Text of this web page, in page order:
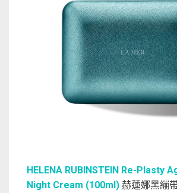
HELENA RUBINSTEIN Re-Plasty
Night Cream (100ml) 赫蓮娜黑繃